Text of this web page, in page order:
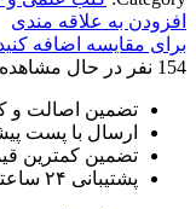
افزودن به علاقه مندی
برای مقایسه اضافه
154 نفر در حال
تضمین اصالت و
ارسال با پست
تضمین کمترین
پشتیبانی ۲۴ ساعته